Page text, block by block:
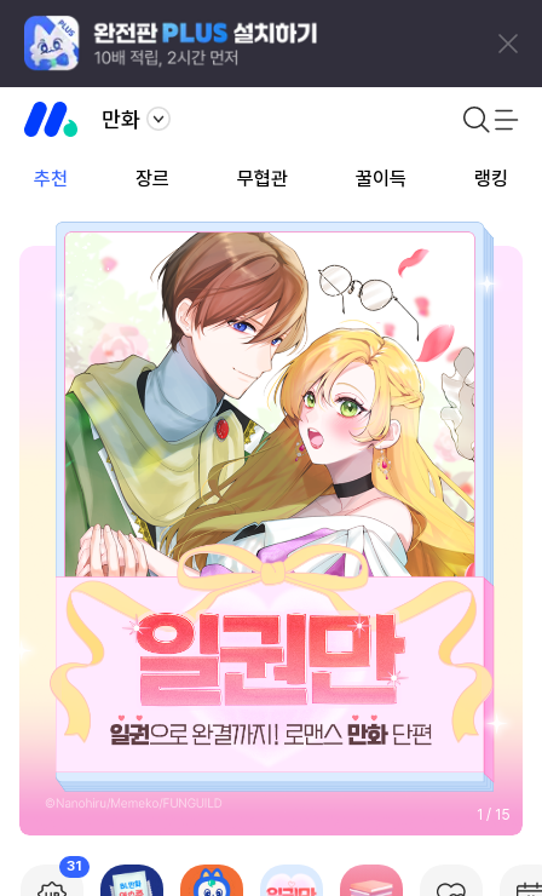
만화
추천 장르 무협관 꿀이득 랭킹
2 / 15
31